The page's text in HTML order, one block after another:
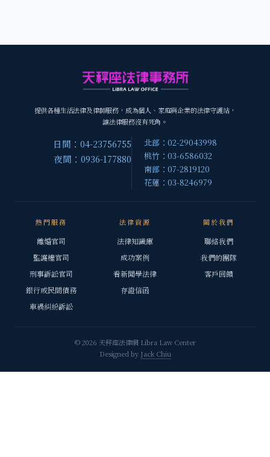
提供各種生活法律及律師服務，成為個人、家庭與企業的法律守護站，
讓法律服務沒有死角。
日間：04-23756755
夜間：0936-177880
北部：02-29043998
桃竹：03-6586032
南部：07-2819120
花蓮：03-8246979
熱門服務
離婚官司
監護權官司
刑事訴訟官司
銀行或民間債務
車禍糾紛訴訟
法律資源
法律知識庫
成功案例
看新聞學法律
存證信函
關於我們
聯絡我們
我們的團隊
客戶回饋
© 2026 天秤座法律網 Libra Law Center
Designed by Jack Chiu